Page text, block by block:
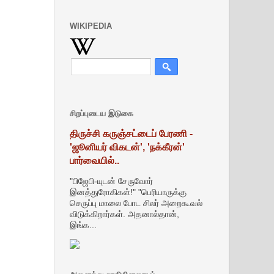
WIKIPEDIA
சிறப்புடைய இடுகை
திருச்சி கருஞ்சட்டைப் பேரணி -
'ஜூனியர் விகடன்', 'நக்கீரன்'
பார்வையில்..
"பிஜேபி-யுடன் சேருவோர்
இனத்துரோகிகள்!" "பெரியாருக்கு
செருப்பு மாலை போட சிலர் அறைகூவல்
விடுக்கிறார்கள். அதனால்தான்,
இங்க...